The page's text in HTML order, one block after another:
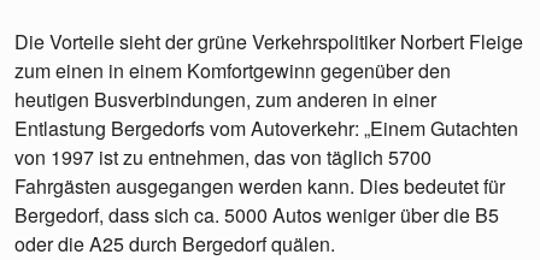
Die Vorteile sieht der grüne Verkehrspolitiker Norbert Fleige
zum einen in einem Komfortgewinn gegenüber den
heutigen Busverbindungen, zum anderen in einer
Entlastung Bergedorfs vom Autoverkehr: „Einem Gutachten
von 1997 ist zu entnehmen, das von täglich 5700
Fahrgästen ausgegangen werden kann. Dies bedeutet für
Bergedorf, dass sich ca. 5000 Autos weniger über die B5
oder die A25 durch Bergedorf quälen.